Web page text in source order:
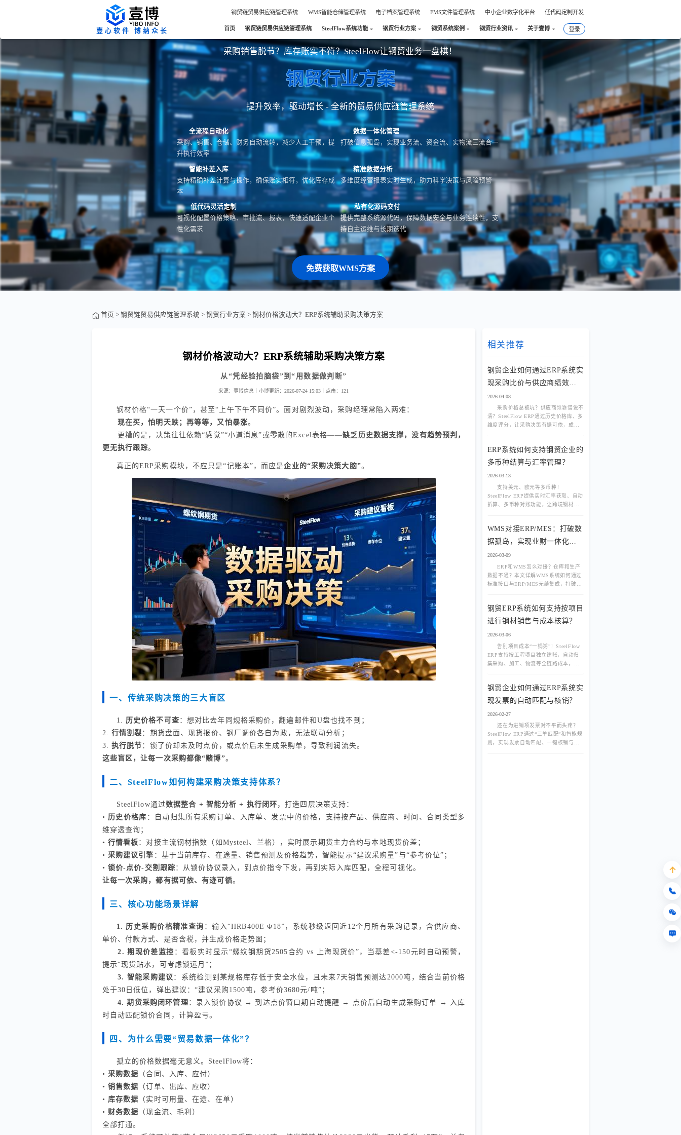
钢贸链贸易供应链管理系统 WMS智能仓储管理系统 电子档案管理系统 FMS文件管理系统 中小企业数字化平台 低代码定制开发
壹心软件 博纳众长 首页 钢贸链贸易供应链管理系统 SteelFlow系统功能 钢贸行业方案 钢贸系统案例 钢贸行业资讯 关于壹博 登录
采购销售脱节？库存账实不符？SteelFlow让钢贸业务一盘棋！
钢贸行业方案
提升效率，驱动增长 - 全新的贸易供应链管理系统
全流程自动化
采购、销售、仓储、财务自动流转，减少人工干预，提
升执行效率
数据一体化管理
打破信息孤岛，实现业务流、资金流、实物流三流合一
智能补差入库
支持精确补差计算与操作，确保账实相符，优化库存成
本
精准数据分析
多维度经营报表实时生成，助力科学决策与风险预警
低代码灵活定制
可视化配置价格策略、审批流、报表，快速适配企业个
性化需求
私有化源码交付
提供完整系统源代码，保障数据安全与业务连续性，支
持自主运维与长期迭代
免费获取WMS方案
首页 > 钢贸链贸易供应链管理系统 > 钢贸行业方案 > 钢材价格波动大？ERP系统辅助采购决策方案
钢材价格波动大？ERP系统辅助采购决策方案
从“凭经验拍脑袋”到“用数据做判断”
来源：壹博信息｜小博更新：2026-07-24 15:03｜ 点击： 121
钢材价格“一天一个价”，甚至“上午下午不同价”。面对剧烈波动，采购经理常陷入两难：
现在买，怕明天跌；再等等，又怕暴涨。
更糟的是，决策往往依赖“感觉”“小道消息”或零散的Excel表格——缺乏历史数据支撑，没有趋势预判，
更无执行跟踪。
真正的ERP采购模块，不应只是“记账本”，而应是企业的“采购决策大脑”。
一、传统采购决策的三大盲区
1. 历史价格不可查 ：想对比去年同规格采购价，翻遍邮件和U盘也找不到；
2. 行情割裂 ：期货盘面、现货报价、钢厂调价各自为政，无法联动分析；
3. 执行脱节 ：锁了价却未及时点价，或点价后未生成采购单，导致利润流失。
这些盲区，让每一次采购都像“赌博”。
二、SteelFlow如何构建采购决策支持体系？
SteelFlow通过数据整合 + 智能分析 + 执行闭环 ，打造四层决策支持：
• 历史价格库 ：自动归集所有采购订单、入库单、发票中的价格，支持按产品、供应商、时间、合同类型多
维穿透查询；
• 行情看板 ：对接主流钢材指数（如Mysteel、兰格），实时展示期货主力合约与本地现货价差；
• 采购建议引擎 ：基于当前库存、在途量、销售预测及价格趋势，智能提示“建议采购量”与“参考价位”；
• 锁价-点价-交割跟踪 ：从锁价协议录入，到点价指令下发，再到实际入库匹配，全程可视化。
让每一次采购，都有据可依、有迹可循。
三、核心功能场景详解
1. 历史采购价格精准查询 ：输入“HRB400E Φ18”，系统秒级返回近12个月所有采购记录，含供应商、
单价、付款方式、是否含税，并生成价格走势图；
2. 期现价差监控 ：看板实时显示“螺纹钢期货2505合约 vs 上海现货价”，当基差<-150元时自动预警，
提示“现货贴水，可考虑锁远月”；
3. 智能采购建议 ：系统检测到某规格库存低于安全水位，且未来7天销售预测达2000吨，结合当前价格
处于30日低位，弹出建议：“建议采购1500吨，参考价3680元/吨”；
4. 期货采购闭环管理 ：录入锁价协议 → 到达点价窗口期自动提醒 → 点价后自动生成采购订单 → 入库
时自动匹配锁价合同，计算盈亏。
四、为什么需要“贸易数据一体化”？
孤立的价格数据毫无意义。SteelFlow将：
• 采购数据 （合同、入库、应付）
• 销售数据 （订单、出库、应收）
• 库存数据 （实时可用量、在途、在单）
• 财务数据 （现金流、毛利）
全部打通。
相关推荐
钢贸企业如何通过ERP系统实
现采购比价与供应商绩效评
估？
2026-04-08
采购价格总被坑？供应商谁靠谱说不
清？SteelFlow ERP通过历史价格库、多
维度评分，让采购决策有据可依，成本
ERP系统如何支持钢贸企业的
多币种结算与汇率管理？
2026-03-13
支持美元、欧元等多币种！
SteelFlow ERP提供实时汇率获取、自动
折算、多币种对账功能，让跨境钢材交
WMS对接ERP/MES：打破数
据孤岛，实现业财一体化与
生产联动
2026-03-09
ERP和WMS怎么对接？仓库和生产
数据不通？本文详解WMS系统如何通过
标准接口与ERP/MES无缝集成，打破数
钢贸ERP系统如何支持按项目
进行钢材销售与成本核算？
2026-03-06
告别项目成本“一锅粥”！SteelFlow
ERP支持按工程项目独立建账，自动归
集采购、加工、物流等全链路成本，精
钢贸企业如何通过ERP系统实
现发票的自动匹配与核销？
2026-02-27
还在为进销项发票对不平而头疼？
SteelFlow ERP通过“三单匹配”和智能规
则，实现发票自动匹配、一键核销与异